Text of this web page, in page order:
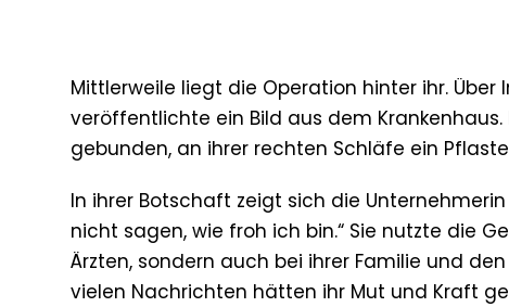
Mittlerweile liegt die Operation hinter ihr.
veröffentlichte ein Bild aus dem
gebunden, an ihrer rechten Schläfe ein
In ihrer Botschaft zeigt sich die
nicht sagen, wie froh ich bin.“ Sie nutzte die
Ärzten, sondern auch bei ihrer Familie und
vielen Nachrichten hätten ihr Mut und Kraft